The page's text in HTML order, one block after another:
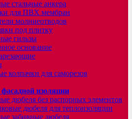
стальные анкера
для ПВХ мембран
молниеотводов
под плитку
гильзы
основание
колпачки для саморезов
изоляции
дюбеля без распорных элементов
дюбеля для теплоизоляции
забивные дюбеля